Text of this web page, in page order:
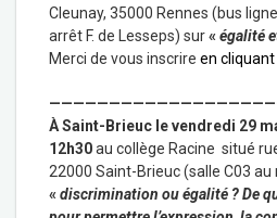
Cleunay, 35000 Rennes (bus
arrêt F. de Lesseps) sur«égalité
Merci de vous inscrire en cliquant
À Saint-Brieuc le vendredi 29
12h30au collège Racine situé
22000 Saint-Brieuc (salle C03
«discrimination ou égalité ? De